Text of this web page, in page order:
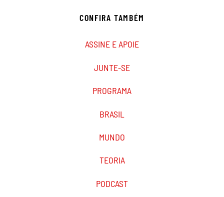
Defendemos as verdadeiras ideias revolucionárias do
uma realidade a ser vivida em nosso tempo de vida e em
CONFIRA TAMBÉM
ASSINE E APOIE
JUNTE-SE
PROGRAMA
BRASIL